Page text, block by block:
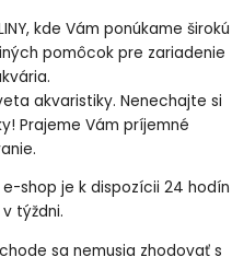
kde Vám ponúkame širokú
pomôcok pre zariadenie
akvaristiky. Nenechajte si
Prajeme Vám príjemné
shop je k dispozícii 24 hodín
týždni.
sa nemusia zhodovať s